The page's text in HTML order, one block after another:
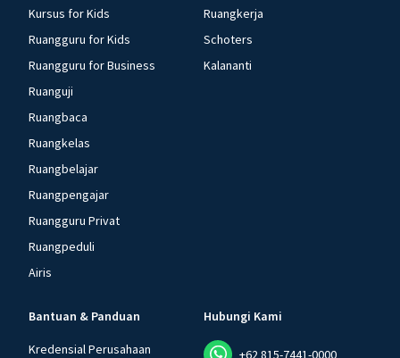
Kursus for Kids
Ruangguru for Kids
Ruangguru for Business
Ruanguji
Ruangbaca
Ruangkelas
Ruangbelajar
Ruangpengajar
Ruangguru Privat
Ruangpeduli
Airis
Ruangkerja
Schoters
Kalananti
Bantuan & Panduan
Kredensial Perusahaan
Hubungi Kami
+62 815-7441-0000